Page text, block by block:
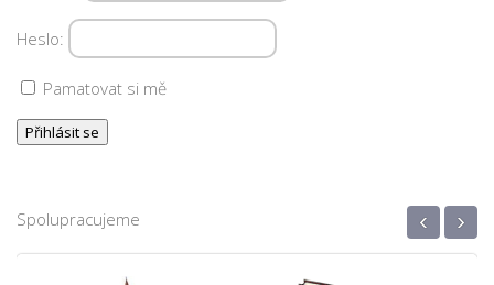
Heslo:
Pamatovat si mě
Spolupracujeme ‹ ›